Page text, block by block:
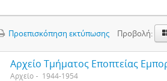
Προεπισκόπηση εκτύπωσης Προβολή:
Αρχείο Τμήματος Εποπτείας
Αρχείο 1944-1954